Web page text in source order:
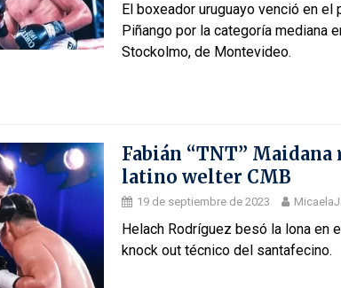
El boxeador uruguayo venció en el
Piñango por la categoría mediana
Stockolmo, de Montevideo.
Fabián “TNT”
latino welter CMB
19 de septiembre de 2023
Helach Rodríguez besó la lona en
knock out técnico del santafecino.